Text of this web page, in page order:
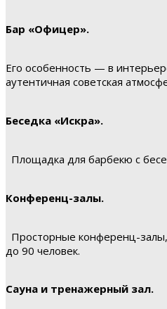
Бар «Офицер».
Его особенность — в
аутентичная советская
Беседка «Искра».
Площадка для барбекю с
Конференц-залы.
Просторные конференц-
до 90 человек.
Сауна и тренажерный зал.